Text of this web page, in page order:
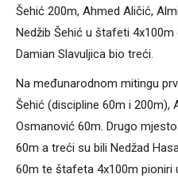
Šehić 200m, Ahmed Aličić,
Nedžib Šehić u štafeti
Damian Slavuljica bio treći.
Na međunarodnom mitingu
Šehić (discipline 60m i 200m),
Osmanović 60m. Drugo
60m a treći su bili Nedžad
60m te štafeta 4x100m pioniri